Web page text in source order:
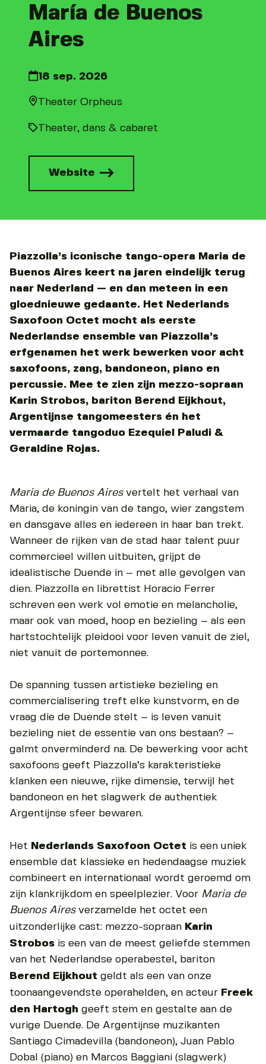
María de Buenos
Aires
18 sep. 2026
Theater Orpheus
Theater, dans & cabaret
Website
Piazzolla’s iconische tango-opera Maria de
Buenos Aires keert na jaren eindelijk terug
naar Nederland — en dan meteen in een
gloednieuwe gedaante. Het Nederlands
Saxofoon Octet mocht als eerste
Nederlandse ensemble van Piazzolla’s
erfgenamen het werk bewerken voor acht
saxofoons, zang, bandoneon, piano en
percussie. Mee te zien zijn mezzo-sopraan
Karin Strobos, bariton Berend Eijkhout,
Argentijnse tangomeesters én het
vermaarde tangoduo Ezequiel Paludi &
Geraldine Rojas.
Maria de Buenos Airesvertelt het verhaal van
Maria, de koningin van de tango, wier zangstem
en dansgave alles en iedereen in haar ban trekt.
Wanneer de rijken van de stad haar talent puur
commercieel willen uitbuiten, grijpt de
idealistische Duende in – met alle gevolgen van
dien. Piazzolla en librettist Horacio Ferrer
schreven een werk vol emotie en melancholie,
maar ook van moed, hoop en bezieling – als een
hartstochtelijk pleidooi voor leven vanuit de ziel,
niet vanuit de portemonnee.
De spanning tussen artistieke bezieling en
commercialisering treft elke kunstvorm, en de
vraag die de Duende stelt – is leven vanuit
bezieling niet de essentie van ons bestaan? –
galmt onverminderd na. De bewerking voor acht
saxofoons geeft Piazzolla’s karakteristieke
klanken een nieuwe, rijke dimensie, terwijl het
bandoneon en het slagwerk de authentiek
Argentijnse sfeer bewaren.
Het Nederlands Saxofoon Octet is een uniek
ensemble dat klassieke en hedendaagse muziek
combineert en internationaal wordt geroemd om
zijn klankrijkdom en speelplezier. Voor Maria de
Buenos Airesverzamelde het octet een
uitzonderlijke cast: mezzo-sopraan Karin
Strobos is een van de meest geliefde stemmen
van het Nederlandse operabestel, bariton
Berend Eijkhout geldt als een van onze
toonaangevendste operahelden, en acteur Freek
den Hartogh geeft stem en gestalte aan de
vurige Duende. De Argentijnse muzikanten
Santiago Cimadevilla (bandoneon), Juan Pablo
Dobal (piano) en Marcos Baggiani (slagwerk)